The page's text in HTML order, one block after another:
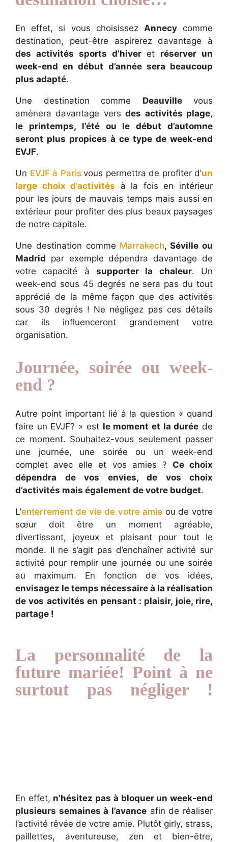
En effet, si vous choisissez Annecycomme
destination, peut-être aspirerez davantage à
des activités sports d’hiveret réserver un
week-end en début d’année sera beaucoup
plus adapté.
Une destination comme Deauvillevous
amènera davantage versdes activités plage,
le printemps, l’été ou le début d’automne
seront plus propices à ce type de week-end
EVJF.
Un EVJF à Paris vous permettra de profiter d’un
large choix d’activités à la fois en intérieur
pour les jours de mauvais temps mais aussi en
extérieur pour profiter des plus beaux paysages
de notre capitale.
Une destination comme Marrakech, Séville ou
Madrid par exemple dépendra davantage de
votre capacité à supporter la chaleur. Un
week-end sous 45 degrés ne sera pas du tout
apprécié de la même façon que des activités
sous 30 degrés ! Ne négligez pas ces détails
car ils influenceront grandement votre
organisation.
Journée, soirée ou week-
end ?
Autre point important lié à la question « quand
faire un EVJF? » est le moment et la durée de
ce moment. Souhaitez-vous seulement passer
une journée, une soirée ou un week-end
complet avec elle et vos amies ? Ce choix
dépendra de vos envies, de vos choix
d’activités mais également de votre budget.
L’enterrement de vie de votre amie ou de votre
sœur doit être un moment agréable,
divertissant, joyeux et plaisant pour tout le
monde. Il ne s’agit pas d’enchaîner activité sur
activité pour remplir une journée ou une soirée
au maximum. En fonction de vos idées,
envisagez le temps nécessaire à la réalisation
de vos activités en pensant : plaisir, joie, rire,
partage !
La personnalité de la
future mariée! Point à ne
surtout pas négliger !
En effet, n’hésitez pas à bloquer un week-end
plusieurs semaines à l’avance afin de réaliser
l’activité rêvée de votre amie. Plutôt girly, strass,
paillettes, aventureuse, zen et bien-être,